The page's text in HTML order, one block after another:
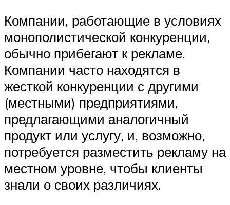
Компании, работающие в условиях
монополистической конкуренции,
обычно прибегают к рекламе.
Компании часто находятся в
жесткой конкуренции с другими
(местными) предприятиями,
предлагающими аналогичный
продукт или услугу, и, возможно,
потребуется разместить рекламу на
местном уровне, чтобы клиенты
знали о своих различиях.